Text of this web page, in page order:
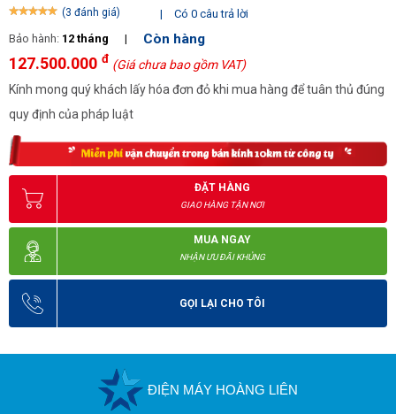
(3 đánh giá) |
Có 0 câu trả lời
Bảo hành: 12 tháng | Còn hàng
127.500.000 đ (Giá chưa bao gồm VAT)
Kính mong quý khách lấy hóa đơn đỏ khi mua hàng để tuân thủ đúng
quy định của pháp luật
ĐẶT HÀNG
GIAO HÀNG TẬN NƠI
MUA NGAY
NHẬN ƯU ĐÃI KHỦNG
GỌI LẠI CHO TÔI
ĐIỆN MÁY HOÀNG LIÊN